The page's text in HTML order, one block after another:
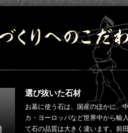
選び抜いた石材
お墓に使う石は、国産のほかに、
カ・ヨーロッパなど世界中から輸
て石の品質は大きく違います。前